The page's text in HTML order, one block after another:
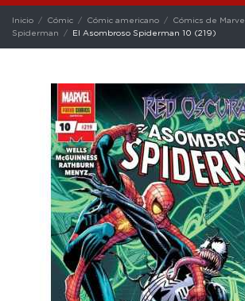
Inicio Cómic Cómic americano Cómics de Marvel
Spiderman
El Asombroso Spiderman 10 (219)